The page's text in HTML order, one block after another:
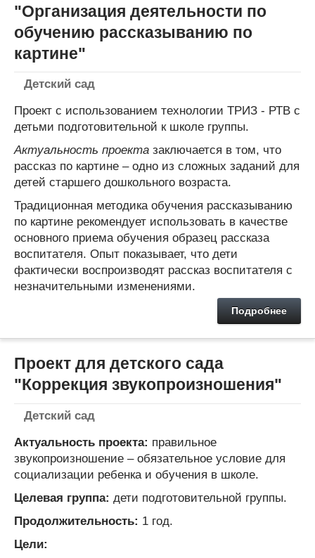
"Организация деятельности по
обучению рассказыванию по
картине"
Детский сад
Проект с использованием технологии ТРИЗ - РТВ с
детьми подготовительной к школе группы.
Актуальность проекта заключается в том, что
рассказ по картине – одно из сложных заданий для
детей старшего дошкольного возраста.
Традиционная методика обучения рассказыванию
по картине рекомендует использовать в качестве
основного приема обучения образец рассказа
воспитателя. Опыт показывает, что дети
фактически воспроизводят рассказ воспитателя с
незначительными изменениями.
Подробнее
Проект для детского сада
"Коррекция звукопроизношения"
Детский сад
Актуальность проекта: правильное
звукопроизношение – обязательное условие для
социализации ребенка и обучения в школе.
Целевая группа: дети подготовительной группы.
Продолжительность: 1 год.
Цели: